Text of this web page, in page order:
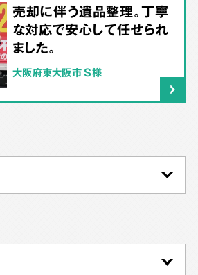
売却に伴う遺品整理。丁寧
な対応で安心して任せられ
ました。
大阪府東大阪市 S様